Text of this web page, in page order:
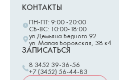
КОНТАКТЫ
ПН-ПТ: 9:00 -20:00
СБ-ВС: 10:00-18:00
ул.Демьяна Бедного 92
ул. Малая Боровская, 38 к4
ЗАПИСАТЬСЯ
8 3452 39-36-56
+7 (3452) 56-44-83